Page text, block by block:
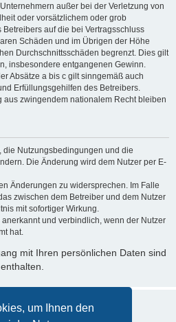
um Ihnen den
außer bei der Verletzung von
oder vorsätzlichem oder grob
auf die bei Vertragsschluss
Schäden und im Übrigen der Höhe
Durchschnittsschäden begrenzt. Dies gilt
insbesondere entgangenen Gewinn.
Absätze a bis c gilt sinngemäß auch
Erfüllungsgehilfen des Betreibers.
aus zwingendem nationalem Recht bleiben
die Nutzungsbedingungen und die
Die Änderung wird dem Nutzer per E-
Änderungen zu widersprechen. Im Falle
zwischen dem Betreiber und dem Nutzer
mit sofortiger Wirkung.
und verbindlich, wenn der Nutzer
hat.
mit Ihren persönlichen Daten sind